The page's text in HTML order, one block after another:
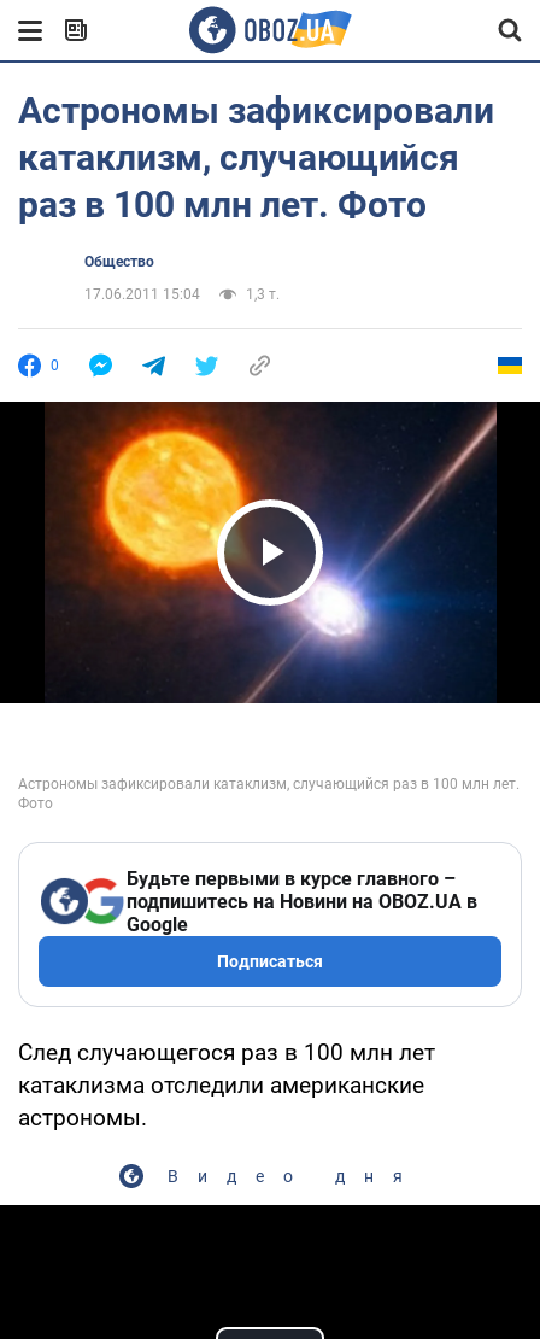
Астрономы зафиксировали
катаклизм, случающийся
раз в 100 млн лет. Фото
Общество
17.06.2011 15:04
1,3 т.
0
Play Video
Будьте первыми в курсе главного –
подпишитесь на Новини на OBOZ.UA в
Google
Подписаться
След случающегося раз в 100 млн лет
катаклизма отследили американские
астрономы.
Видео дня